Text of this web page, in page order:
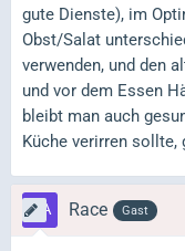
gute Dienste), im
Obst/Salat
verwenden, und den
und vor dem Essen
bleibt man auch
Küche verirren
Race Gast